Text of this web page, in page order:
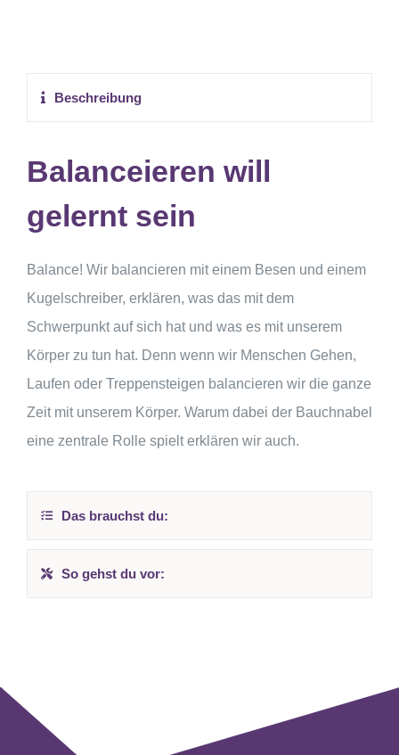
Beschreibung
Balanceieren will
gelernt sein
Balance! Wir balancieren mit einem Besen und einem
Kugelschreiber, erklären, was das mit dem
Schwerpunkt auf sich hat und was es mit unserem
Körper zu tun hat. Denn wenn wir Menschen Gehen,
Laufen oder Treppensteigen balancieren wir die ganze
Zeit mit unserem Körper. Warum dabei der Bauchnabel
eine zentrale Rolle spielt erklären wir auch.
Das brauchst du:
So gehst du vor: